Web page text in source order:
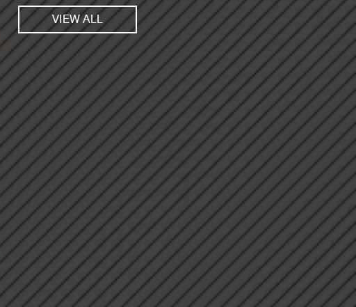
VIEW ALL